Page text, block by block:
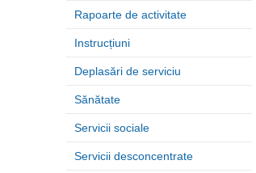
Rapoarte de activitate
Instrucțiuni
Deplasări de serviciu
Sănătate
Servicii sociale
Servicii desconcentrate